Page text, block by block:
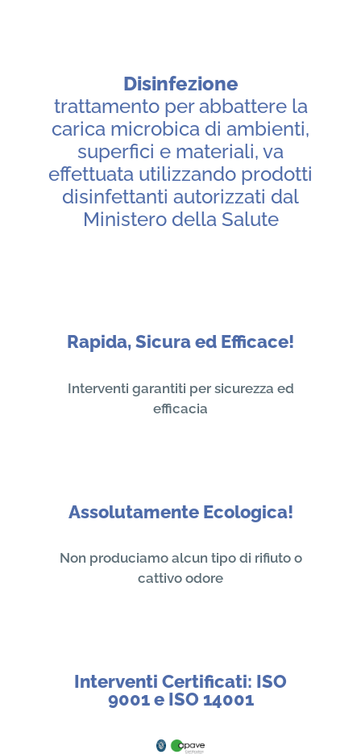
Disinfezione
trattamento per abbattere la
carica microbica di ambienti,
superfici e materiali, va
effettuata utilizzando prodotti
disinfettanti autorizzati dal
Ministero della Salute
Rapida, Sicura ed Efficace!
Interventi garantiti per sicurezza ed
efficacia
Assolutamente Ecologica!
Non produciamo alcun tipo di rifiuto o
cattivo odore
Interventi Certificati: ISO
9001 e ISO 14001